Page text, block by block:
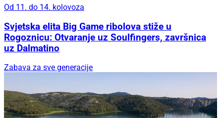
Od 11. do 14. kolovoza
Svjetska elita Big Game ribolova stiže u
Rogoznicu: Otvaranje uz Soulfingers, završnica
uz Dalmatino
Zabava za sve generacije